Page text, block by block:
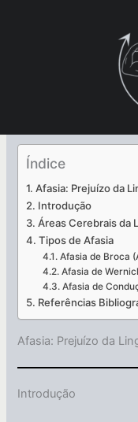
Índice
Afasia: Prejuízo da
Introdução
Áreas Cerebrais da
Tipos de Afasia
Afasia de Broca
Afasia de
Afasia de
Referências
Afasia: Prejuízo da
Introdução